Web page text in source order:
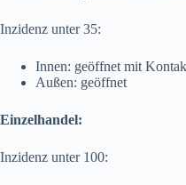
Inzidenz unter 35:
Innen: geöffnet mit
Außen: geöffnet
Einzelhandel:
Inzidenz unter 100: